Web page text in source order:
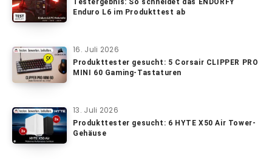
Enduro L6 im Produkttest ab
16. Juli 2026
Produkttester gesucht: 5 Corsair CLIPPER PRO
MINI 60 Gaming-Tastaturen
13. Juli 2026
Produkttester gesucht: 6 HYTE X50 Air Tower-
Gehäuse